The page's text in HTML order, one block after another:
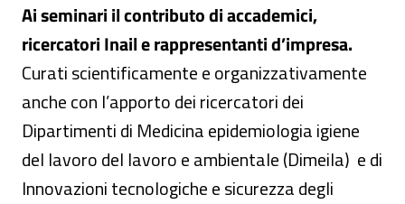
Ai seminari il contributo di accademici,
ricercatori Inail e rappresentanti d’impresa.
Curati scientificamente e organizzativamente
anche con l’apporto dei ricercatori dei
Dipartimenti di Medicina epidemiologia igiene
del lavoro del lavoro e ambientale (Dimeila) e di
Innovazioni tecnologiche e sicurezza degli